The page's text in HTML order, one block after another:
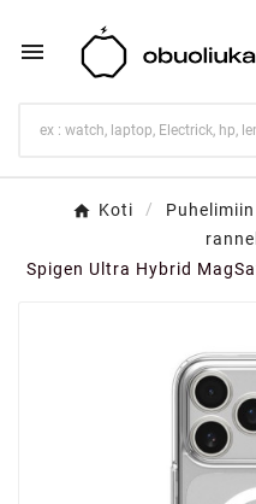

Koti
Spigen Ultra Hybrid